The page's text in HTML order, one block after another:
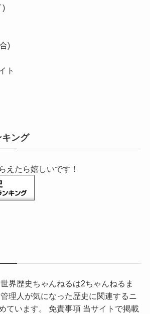
)
)
ト
キング
えたら嬉しいです！
界歴史ちゃんねるは2ちゃんねるま
理人が気になった歴史に関連するニ
ています。 免責事項 当サイトで掲載